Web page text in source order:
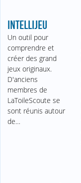
INTELLIJEU
Un outil pour
comprendre et
créer des grand
jeux originaux.
D'anciens
membres de
LaToileScoute se
sont réunis autour
de…